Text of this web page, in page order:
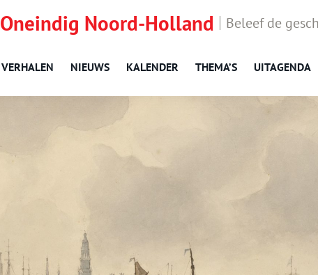
Oneindig Noord-Holland Beleef de
VERHALEN NIEUWS KALENDER THEMA’S UITAGENDA